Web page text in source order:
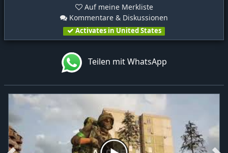
Auf meine Merkliste
Kommentare & Diskussionen
Activates in United States
Teilen mit WhatsApp